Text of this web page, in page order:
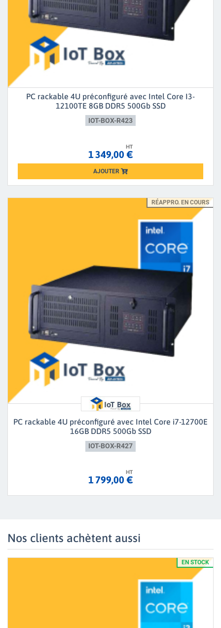
PC rackable 4U préconfiguré avec Intel Core I3-
12100TE 8GB DDR5 500Gb SSD
IOT-BOX-R423
HT
1 349,00 €
AJOUTER
Loading...
RÉAPPRO. EN COURS
PC rackable 4U préconfiguré avec Intel Core i7-12700E
16GB DDR5 500Gb SSD
IOT-BOX-R427
HT
1 799,00 €
Nos clients achètent aussi
EN STOCK